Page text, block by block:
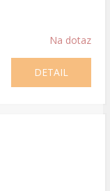
Na dotaz
DETAIL